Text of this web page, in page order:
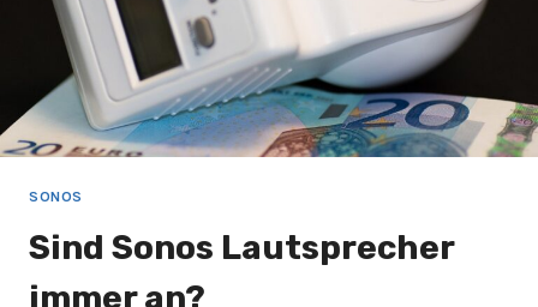
SONOS
Sind Sonos Lautsprecher
immer an?